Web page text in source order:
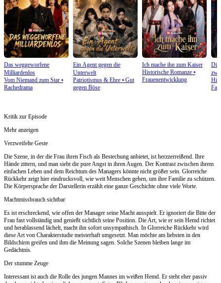
Das weggeworfene
Milliardenlos
Vom Niemand zum Star ⦁
Rachedrama
Ein Agent gegen die
Unterwelt
Patriotismus & Ehre⦁ Gut
gegen Böse
Ich mache ihn zum Kaiser
Historische Romanze⦁
Frauenentwicklung
Die
Kritik zur Episode
Mehr anzeigen
Verzweifelte Geste
Die Szene, in der die Frau ihren Fisch als Bestechung anbietet, ist herzzerreißend. Ihre
Hände zittern, und man sieht die pure Angst in ihren Augen. Der Kontrast zwischen ihrem
einfachen Leben und dem Reichtum des Managers könnte nicht größer sein. Glorreiche
Rückkehr zeigt hier eindrucksvoll, wie weit Menschen gehen, um ihre Familie zu schützen.
Die Körpersprache der Darstellerin erzählt eine ganze Geschichte ohne viele Worte.
Machtmissbrauch sichtbar
Es ist erschreckend, wie offen der Manager seine Macht ausspielt. Er ignoriert die Bitte der
Frau fast vollständig und genießt sichtlich seine Position. Die Art, wie er sein Hemd richtet
und herablassend lächelt, macht ihn sofort unsympathisch. In Glorreiche Rückkehr wird
diese Art von Charakterstudie meisterhaft umgesetzt. Man möchte am liebsten in den
Bildschirm greifen und ihm die Meinung sagen. Solche Szenen bleiben lange im
Gedächtnis.
Der stumme Zeuge
Interessant ist auch die Rolle des jungen Mannes im weißen Hemd. Er steht eher passiv